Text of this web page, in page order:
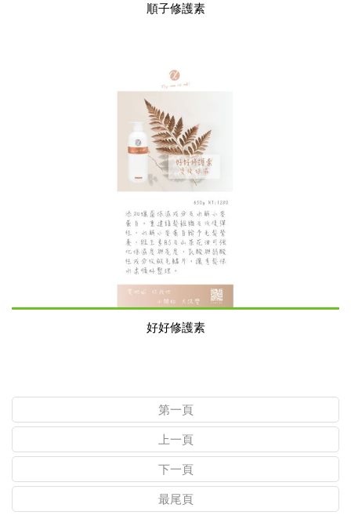
順子修護素
好好修護素
第一頁
上一頁
下一頁
最尾頁